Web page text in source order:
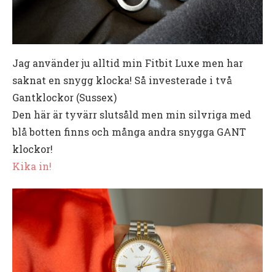
Jag använder ju alltid min Fitbit Luxe men har
saknat en snygg klocka! Så investerade i två
Gantklockor (Sussex)
Den här är tyvärr slutsåld men min silvriga med
blå botten finns och många andra snygga GANT
klockor!
Kika in!